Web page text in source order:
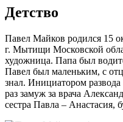
Детство
Павел Майков родился 15
г. Мытищи Московской
художница. Папа был
Павел был маленьким, с
знал. Инициатором
раз замуж за врача
сестра Павла – Анастасия,